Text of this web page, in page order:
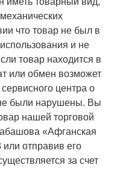
что товар не был в
и не
товар находится в
или обмен возможет
центра о
были нарушены. Вы
нашей торговой
«Афганская
отправив его
за счет